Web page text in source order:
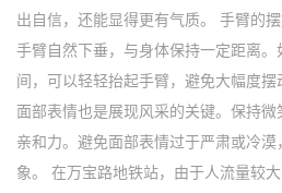
出自信，还能显得更有气质。 手臂的
手臂自然下垂，与身体保持一定距离
间，可以轻轻抬起手臂，避免大幅度摆
面部表情也是展现风采的关键。保持
亲和力。避免面部表情过于严肃或冷
象。 在万宝路地铁站，由于人流量较